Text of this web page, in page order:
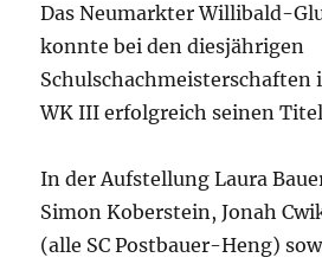
Das Neumarkter Willibald-
konnte bei den diesjährigen
Schulschachmeisterschaften
WK III erfolgreich seinen
In der Aufstellung Laura
Simon Koberstein, Jonah
(alle SC Postbauer-Heng)